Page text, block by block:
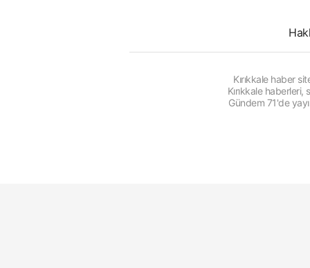
Kırıkkale haber
Kırıkkale
Gündem 71'de